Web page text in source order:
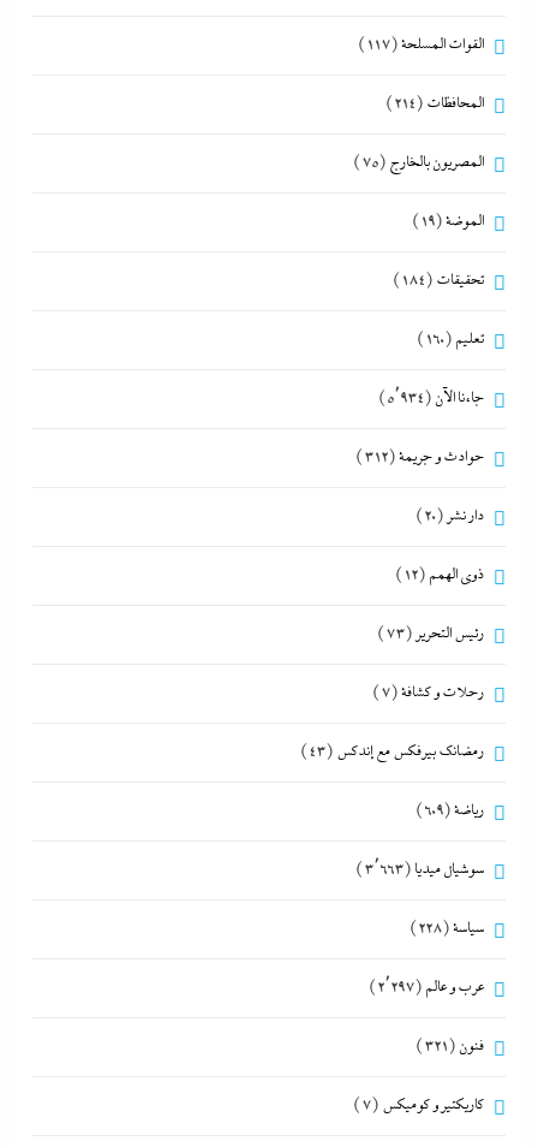
القوات المسلحة(117)
المحافظات (214)
المصريون بالخارج (75)
الموضة(19)
تحقيقات (184)
تعليم (160)
جاءنا الآن (5٬934)
حوادث و جريمة(312)
دار نشر (20)
ذوى الهمم (12)
رئيس التحرير (73)
رحلات و كشافة(7)
رمضانك بيرفكس مع إندكس (43)
رياضة(609)
سوشيال ميديا (3٬663)
سياسة(228)
عرب و عالم (2٬297)
فنون (321)
كاريكتير و كوميكس (7)